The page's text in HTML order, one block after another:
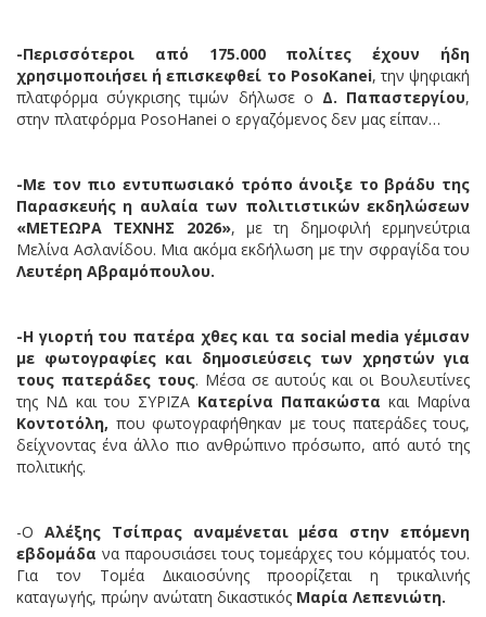
-Περισσότεροι από 175.000 πολίτες έχουν ήδη
χρησιμοποιήσει ή επισκεφθεί το PosoKanei, την ψηφιακή
πλατφόρμα σύγκρισης τιμών δήλωσε ο Δ. Παπαστεργίου,
στην πλατφόρμα PosoHanei ο εργαζόμενος δεν μας είπαν…
-Με τον πιο εντυπωσιακό τρόπο άνοιξε το βράδυ της
Παρασκευής η αυλαία των πολιτιστικών εκδηλώσεων
«ΜΕΤΕΩΡΑ ΤΕΧΝΗΣ 2026», με τη δημοφιλή ερμηνεύτρια
Μελίνα Ασλανίδου. Μια ακόμα εκδήλωση με την σφραγίδα του
Λευτέρη Αβραμόπουλου.
-Η γιορτή του πατέρα χθες και τα social media γέμισαν
με φωτογραφίες και δημοσιεύσεις των χρηστών για
τους πατεράδες τους. Μέσα σε αυτούς και οι Βουλευτίνες
της ΝΔ και του ΣΥΡΙΖΑ Κατερίνα Παπακώστα και Μαρίνα
Κοντοτόλη, που φωτογραφήθηκαν με τους πατεράδες τους,
δείχνοντας ένα άλλο πιο ανθρώπινο πρόσωπο, από αυτό της
πολιτικής.
-Ο Αλέξης Τσίπρας αναμένεται µέσα στην επόμενη
εβδομάδα να παρουσιάσει τους τομεάρχες του κόµµατός του.
Για τον Τομέα ∆ικαιοσύνης προορίζεται η τρικαλινής
καταγωγής, πρώην ανώτατη δικαστικός Μαρία Λεπενιώτη.